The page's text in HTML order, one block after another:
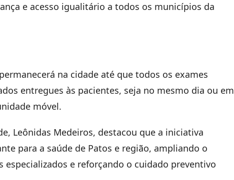
e acesso igualitário a todos os municípios da
na cidade até que todos os exames
entregues às pacientes, seja no mesmo dia ou em
móvel.
Leônidas Medeiros, destacou que a iniciativa
para a saúde de Patos e região, ampliando o
especializados e reforçando o cuidado preventivo